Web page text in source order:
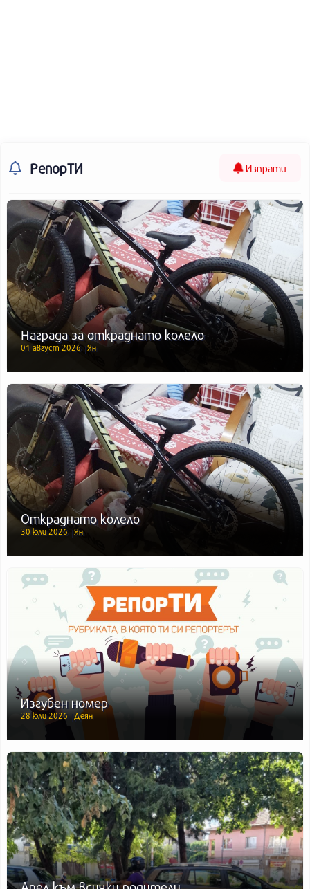
РепорТИ Изпрати
Награда за откраднато колело
01 август 2026 | Ян
Откраднато колело
30 юли 2026 | Ян
Изгубен номер
28 юли 2026 | Деян